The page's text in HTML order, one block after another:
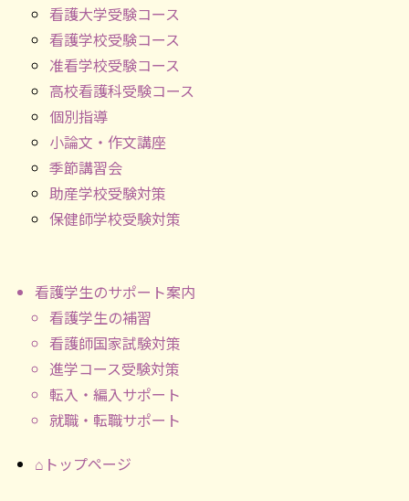
看護大学受験コース
看護学校受験コース
准看学校受験コース
高校看護科受験コース
個別指導
小論文・作文講座
季節講習会
助産学校受験対策
保健師学校受験対策
看護学生のサポート案内
看護学生の補習
看護師国家試験対策
進学コース受験対策
転入・編入サポート
就職・転職サポート
⌂トップページ